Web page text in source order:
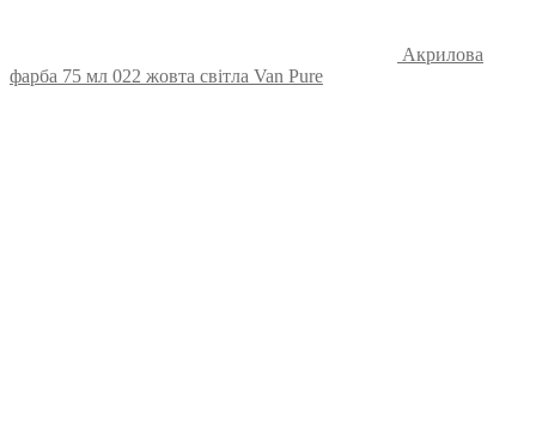
Акрилова
фарба 75 мл 022 жовта світла Van Pure